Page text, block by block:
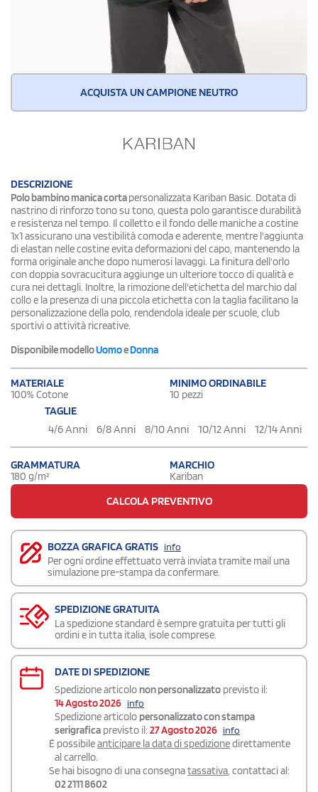
ACQUISTA UN CAMPIONE NEUTRO
DESCRIZIONE
Polo bambino manica cortapersonalizzata Kariban Basic. Dotata di
nastrino di rinforzo tono su tono, questa polo garantisce durabilità
e resistenza nel tempo. Il colletto e il fondo delle maniche a costine
1x1 assicurano una vestibilità comoda e aderente, mentre l'aggiunta
di elastan nelle costine evita deformazioni del capo, mantenendo la
forma originale anche dopo numerosi lavaggi. La finitura dell'orlo
con doppia sovracucitura aggiunge un ulteriore tocco di qualità e
cura nei dettagli. Inoltre, la rimozione dell'etichetta del marchio dal
collo e la presenza di una piccola etichetta con la taglia facilitano la
personalizzazione della polo, rendendola ideale per scuole, club
sportivi o attività ricreative.
Disponibile modelloUomoeDonna
MATERIALE
100% Cotone
MINIMO ORDINABILE
10 pezzi
TAGLIE
4/6 Anni
6/8 Anni 8/10 Anni 10/12 Anni 12/14 Anni
GRAMMATURA
180 g/m²
MARCHIO
Kariban
CALCOLA PREVENTIVO
BOZZA GRAFICA GRATIS info
Per ogni ordine effettuato verrà inviata tramite mail una
simulazione pre-stampa da confermare.
SPEDIZIONE GRATUITA
La spedizione standard è sempre gratuita per tutti gli
ordini e in tutta italia, isole comprese.
DATE DI SPEDIZIONE
Spedizione articolo non personalizzato previsto il:
14 Agosto 2026 info
Spedizione articolo personalizzato con stampa
serigrafica previsto il: 27 Agosto 2026 info
É possibileanticipare la data di spedizionedirettamente
al carrello.
Se hai bisogno di una consegnatassativa, contattaci al:
02 2111 8602